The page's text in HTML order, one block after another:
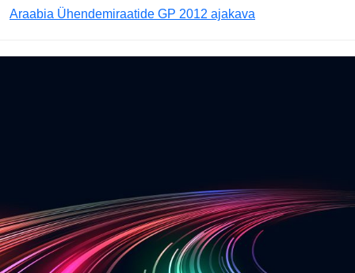
Araabia Ühendemiraatide GP 2012 ajakava